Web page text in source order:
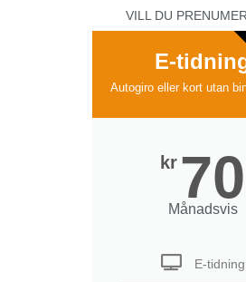
VILL DU
E-
Autogiro eller kort utan
kr 70
Månadsvis
E-tidning